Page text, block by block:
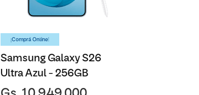
¡Comprá Online!
Samsung Galaxy S26
Ultra Azul - 256GB